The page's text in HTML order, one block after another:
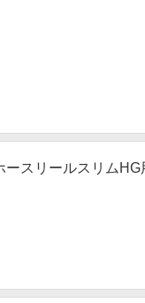
スリールスリム